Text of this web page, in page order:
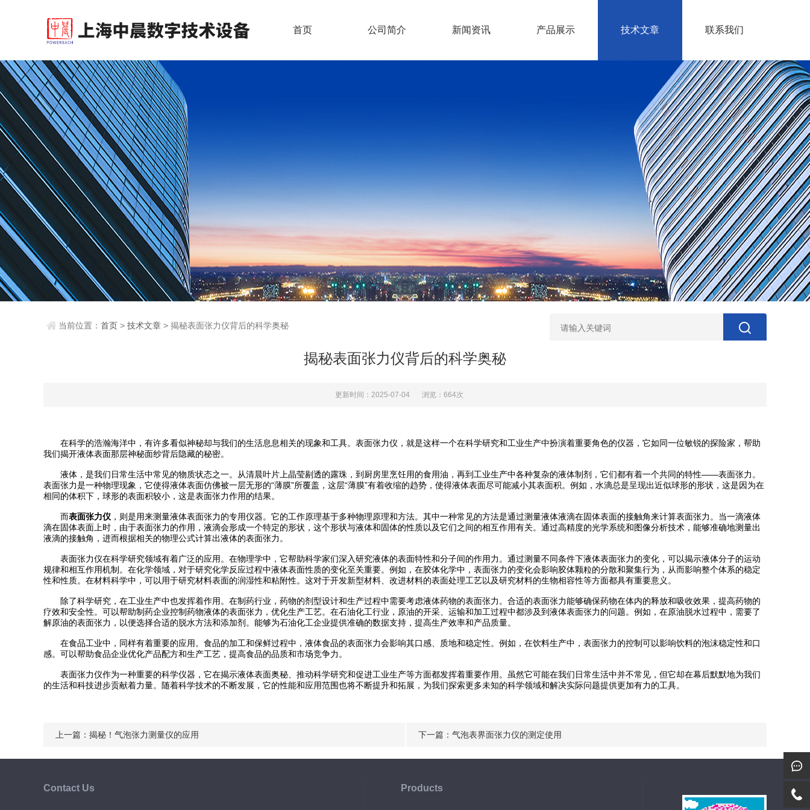
首页 公司简介 新闻资讯 产品展示 技术文章 联系我们
当前位置： 首页 > 技术文章 > 揭秘表面张力仪背后的科学奥秘
揭秘表面张力仪背后的科学奥秘
更新时间：2025-07-04 浏览：664次
在科学的浩瀚海洋中，有许多看似神秘却与我们的生活息息相关的现象和工具。表面张力仪，就是这样一个在科学研究和工业生产中扮演着重要角色的仪器，它如同一位敏锐的探险家，帮助
我们揭开液体表面那层神秘面纱背后隐藏的秘密。
液体，是我们日常生活中常见的物质状态之一。从清晨叶片上晶莹剔透的露珠，到厨房里烹饪用的食用油，再到工业生产中各种复杂的液体制剂，它们都有着一个共同的特性——表面张力。
表面张力是一种物理现象，它使得液体表面仿佛被一层无形的“薄膜”所覆盖，这层“薄膜”有着收缩的趋势，使得液体表面尽可能减小其表面积。例如，水滴总是呈现出近似球形的形状，这是因为在
相同的体积下，球形的表面积较小，这是表面张力作用的结果。
而表面张力仪 ，则是用来测量液体表面张力的专用仪器。它的工作原理基于多种物理原理和方法。其中一种常见的方法是通过测量液体液滴在固体表面的接触角来计算表面张力。当一滴液体
滴在固体表面上时，由于表面张力的作用，液滴会形成一个特定的形状，这个形状与液体和固体的性质以及它们之间的相互作用有关。通过高精度的光学系统和图像分析技术，能够准确地测量出
液滴的接触角，进而根据相关的物理公式计算出液体的表面张力。
表面张力仪在科学研究领域有着广泛的应用。在物理学中，它帮助科学家们深入研究液体的表面特性和分子间的作用力。通过测量不同条件下液体表面张力的变化，可以揭示液体分子的运动
规律和相互作用机制。在化学领域，对于研究化学反应过程中液体表面性质的变化至关重要。例如，在胶体化学中，表面张力的变化会影响胶体颗粒的分散和聚集行为，从而影响整个体系的稳定
性和性质。在材料科学中，可以用于研究材料表面的润湿性和粘附性。这对于开发新型材料、改进材料的表面处理工艺以及研究材料的生物相容性等方面都具有重要意义。
除了科学研究，在工业生产中也发挥着作用。在制药行业，药物的剂型设计和生产过程中需要考虑液体药物的表面张力。合适的表面张力能够确保药物在体内的释放和吸收效果，提高药物的
疗效和安全性。可以帮助制药企业控制药物液体的表面张力，优化生产工艺。在石油化工行业，原油的开采、运输和加工过程中都涉及到液体表面张力的问题。例如，在原油脱水过程中，需要了
解原油的表面张力，以便选择合适的脱水方法和添加剂。能够为石油化工企业提供准确的数据支持，提高生产效率和产品质量。
在食品工业中，同样有着重要的应用。食品的加工和保鲜过程中，液体食品的表面张力会影响其口感、质地和稳定性。例如，在饮料生产中，表面张力的控制可以影响饮料的泡沫稳定性和口
感。可以帮助食品企业优化产品配方和生产工艺，提高食品的品质和市场竞争力。
表面张力仪作为一种重要的科学仪器，它在揭示液体表面奥秘、推动科学研究和促进工业生产等方面都发挥着重要作用。虽然它可能在我们日常生活中并不常见，但它却在幕后默默地为我们
的生活和科技进步贡献着力量。随着科学技术的不断发展，它的性能和应用范围也将不断提升和拓展，为我们探索更多未知的科学领域和解决实际问题提供更加有力的工具。
上一篇： 揭秘！气泡张力测量仪的应用 下一篇： 气泡表界面张力仪的测定使用
Contact Us Products